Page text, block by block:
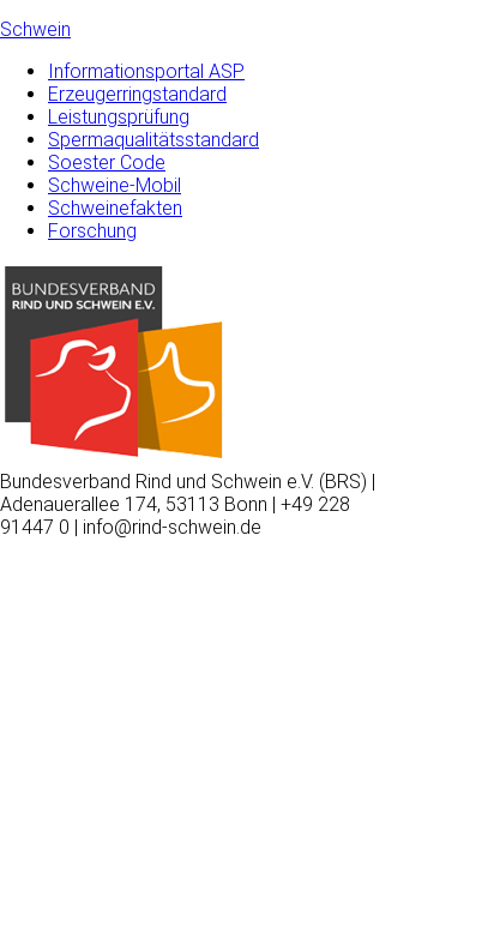
Schwein
Informationsportal ASP
Erzeugerringstandard
Leistungsprüfung
Spermaqualitätsstandard
Soester Code
Schweine-Mobil
Schweinefakten
Forschung
Bundesverband Rind und Schwein e.V. (BRS) |
Adenauerallee 174, 53113 Bonn | +49 228
91447 0 | info@rind-schwein.de